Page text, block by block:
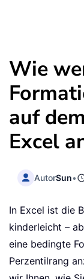
Wie
auf
Excel
AutorSun•
In Excel ist die
kinderleicht –
eine bedingte
Perzentilrang